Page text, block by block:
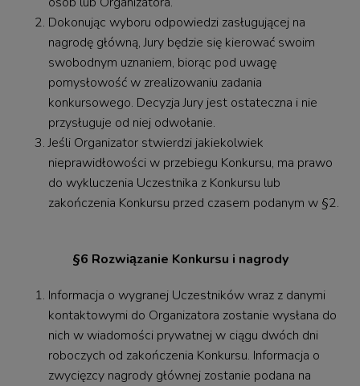
Dokonując wyboru odpowiedzi zasługującej na
nagrodę główną, Jury będzie się kierować swoim
swobodnym uznaniem, biorąc pod uwagę
pomysłowość w zrealizowaniu zadania
konkursowego. Decyzja Jury jest ostateczna i nie
przysługuje od niej odwołanie.
Jeśli Organizator stwierdzi jakiekolwiek
nieprawidłowości w przebiegu Konkursu, ma prawo
do wykluczenia Uczestnika z Konkursu lub
zakończenia Konkursu przed czasem podanym w §2.
§6 Rozwiązanie Konkursu i nagrody
Informacja o wygranej Uczestników wraz z danymi
kontaktowymi do Organizatora zostanie wysłana do
nich w wiadomości prywatnej w ciągu dwóch dni
roboczych od zakończenia Konkursu. Informacja o
zwycięzcy nagrody głównej zostanie podana na